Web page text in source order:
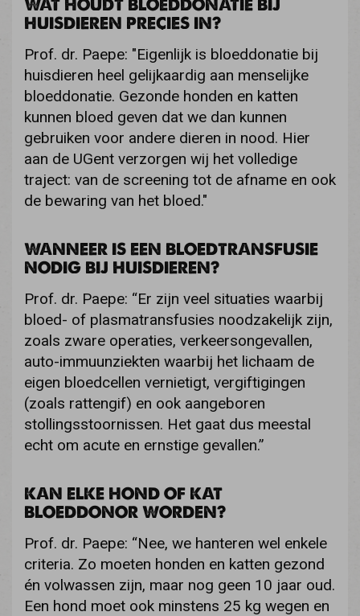
WAT HOUDT BLOEDDONATIE BIJ
HUISDIEREN PRECIES IN?
Prof. dr. Paepe: "Eigenlijk is bloeddonatie bij
huisdieren heel gelijkaardig aan menselijke
bloeddonatie. Gezonde honden en katten
kunnen bloed geven dat we dan kunnen
gebruiken voor andere dieren in nood. Hier
aan de UGent verzorgen wij het volledige
traject: van de screening tot de afname en ook
de bewaring van het bloed."
WANNEER IS EEN BLOEDTRANSFUSIE
NODIG BIJ HUISDIEREN?
Prof. dr. Paepe: “Er zijn veel situaties waarbij
bloed- of plasmatransfusies noodzakelijk zijn,
zoals zware operaties, verkeersongevallen,
auto-immuunziekten waarbij het lichaam de
eigen bloedcellen vernietigt, vergiftigingen
(zoals rattengif) en ook aangeboren
stollingsstoornissen. Het gaat dus meestal
echt om acute en ernstige gevallen.”
KAN ELKE HOND OF KAT
BLOEDDONOR WORDEN?
Prof. dr. Paepe: “Nee, we hanteren wel enkele
criteria. Zo moeten honden en katten gezond
én volwassen zijn, maar nog geen 10 jaar oud.
Een hond moet ook minstens 25 kg wegen en